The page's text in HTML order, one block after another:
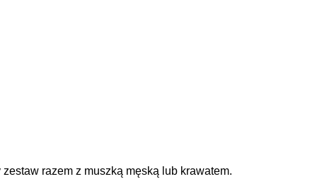
razem z muszką męską lub krawatem.